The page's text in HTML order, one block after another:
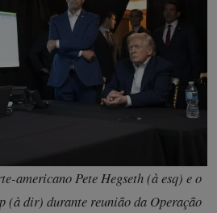
americano Pete Hegseth (à esq) e o
(à dir) durante reunião da Operação